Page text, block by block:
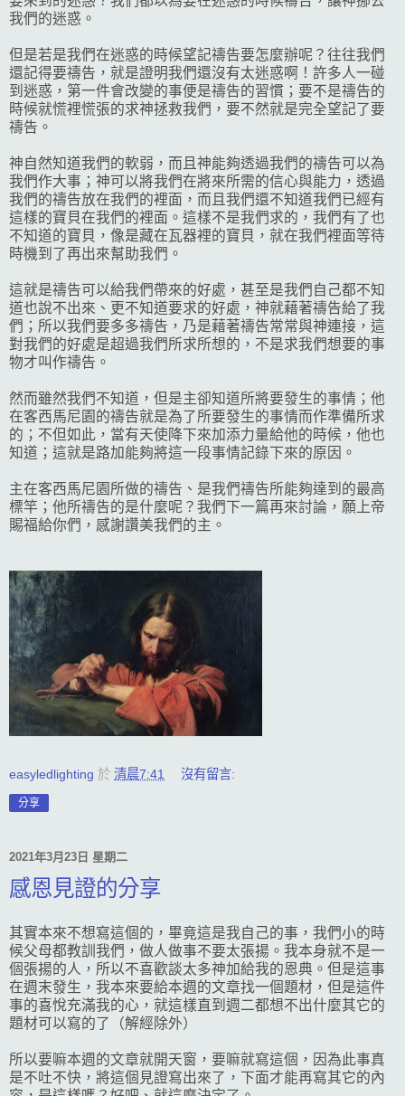
我們的迷惑。
但是若是我們在迷惑的時候望記禱告要怎麼辦呢？往往我們
還記得要禱告，就是證明我們還沒有太迷惑啊！許多人一碰
到迷惑，第一件會改變的事便是禱告的習慣；要不是禱告的
時候就慌裡慌張的求神拯救我們，要不然就是完全望記了要
禱告。
神自然知道我們的軟弱，而且神能夠透過我們的禱告可以為
我們作大事；神可以將我們在將來所需的信心與能力，透過
我們的禱告放在我們的裡面，而且我們還不知道我們已經有
這樣的寶貝在我們的裡面。這樣不是我們求的，我們有了也
不知道的寶貝，像是藏在瓦器裡的寶貝，就在我們裡面等待
時機到了再出來幫助我們。
這就是禱告可以給我們帶來的好處，甚至是我們自己都不知
道也說不出來、更不知道要求的好處，神就藉著禱告給了我
們；所以我們要多多禱告，乃是藉著禱告常常與神連接，這
對我們的好處是超過我們所求所想的，不是求我們想要的事
物才叫作禱告。
然而雖然我們不知道，但是主卻知道所將要發生的事情；他
在客西馬尼園的禱告就是為了所要發生的事情而作準備所求
的；不但如此，當有天使降下來加添力量給他的時候，他也
知道；這就是路加能夠將這一段事情記錄下來的原因。
主在客西馬尼園所做的禱告、是我們禱告所能夠達到的最高
標竿；他所禱告的是什麼呢？我們下一篇再來討論，願上帝
賜福給你們，感謝讚美我們的主。
easyledlighting 於 清晨7:41 沒有留言:
分享
2021年3月23日 星期二
感恩見證的分享
其實本來不想寫這個的，畢竟這是我自己的事，我們小的時
候父母都教訓我們，做人做事不要太張揚。我本身就不是一
個張揚的人，所以不喜歡談太多神加給我的恩典。但是這事
在週末發生，我本來要給本週的文章找一個題材，但是這件
事的喜悅充滿我的心，就這樣直到週二都想不出什麼其它的
題材可以寫的了（解經除外）
所以要嘛本週的文章就開天窗，要嘛就寫這個，因為此事真
是不吐不快，將這個見證寫出來了，下面才能再寫其它的內